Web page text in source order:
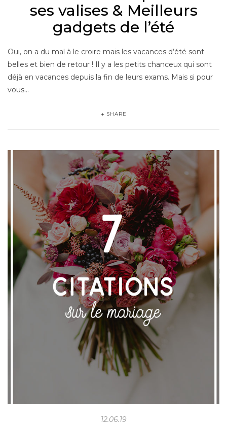
ses valises & Meilleurs
gadgets de l’été
Oui, on a du mal à le croire mais les vacances d’été sont
belles et bien de retour ! Il y a les petits chanceux qui sont
déjà en vacances depuis la fin de leurs exams. Mais si pour
vous…
SHARE
12.06.19